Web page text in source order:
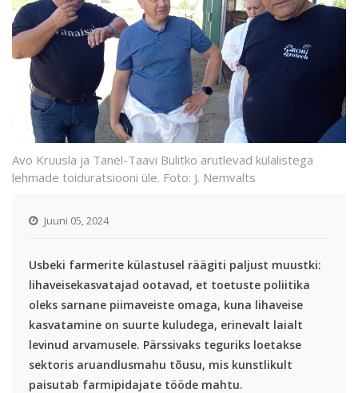
Avo Kruusla ja Tanel-Taavi Bulitko arutlevad külalistega
lehmade toiduratsiooni üle. Foto: J. Nemvalts
Juuni 05, 2024
Usbeki farmerite külastusel räägiti paljust muustki:
lihaveisekasvatajad ootavad, et toetuste poliitika
oleks sarnane piimaveiste omaga, kuna lihaveise
kasvatamine on suurte kuludega, erinevalt laialt
levinud arvamusele. Pärssivaks teguriks loetakse
sektoris aruandlusmahu tõusu, mis kunstlikult
paisutab farmipidajate tööde mahtu.